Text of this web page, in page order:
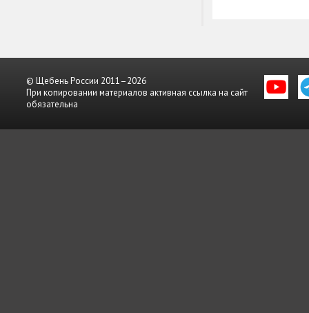
© Щебень России 2011–2026
При копировании материалов активная ссылка на сайт
обязательна